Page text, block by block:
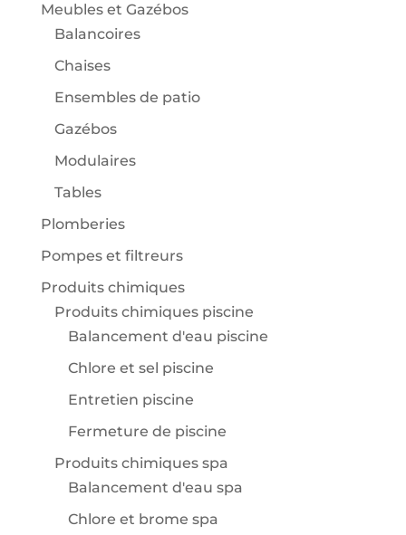
Meubles et Gazébos
Balancoires
Chaises
Ensembles de patio
Gazébos
Modulaires
Tables
Plomberies
Pompes et filtreurs
Produits chimiques
Produits chimiques piscine
Balancement d'eau piscine
Chlore et sel piscine
Entretien piscine
Fermeture de piscine
Produits chimiques spa
Balancement d'eau spa
Chlore et brome spa